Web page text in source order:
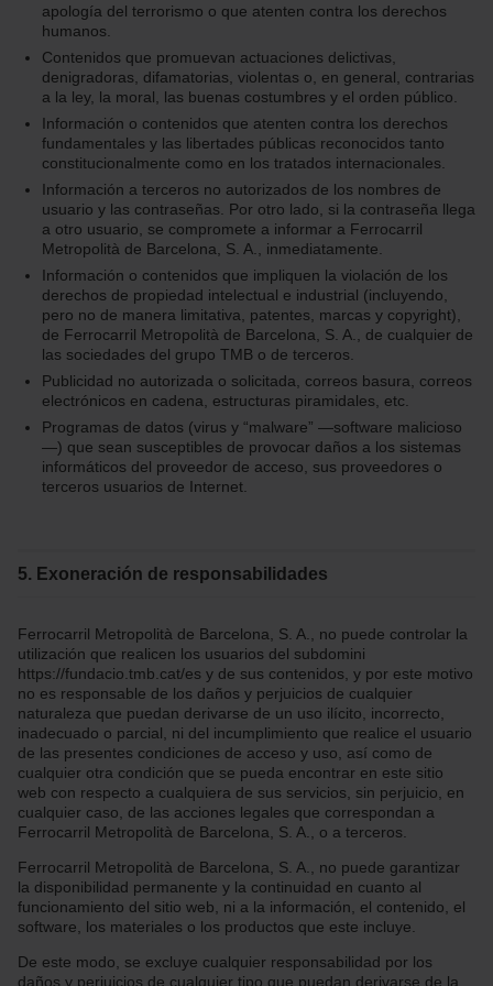
apología del terrorismo o que atenten contra los derechos
humanos.
Contenidos que promuevan actuaciones delictivas,
denigradoras, difamatorias, violentas o, en general, contrarias
a la ley, la moral, las buenas costumbres y el orden público.
Información o contenidos que atenten contra los derechos
fundamentales y las libertades públicas reconocidos tanto
constitucionalmente como en los tratados internacionales.
Información a terceros no autorizados de los nombres de
usuario y las contraseñas. Por otro lado, si la contraseña llega
a otro usuario, se compromete a informar a Ferrocarril
Metropolità de Barcelona, S. A., inmediatamente.
Información o contenidos que impliquen la violación de los
derechos de propiedad intelectual e industrial (incluyendo,
pero no de manera limitativa, patentes, marcas y copyright),
de Ferrocarril Metropolità de Barcelona, S. A., de cualquier de
las sociedades del grupo TMB o de terceros.
Publicidad no autorizada o solicitada, correos basura, correos
electrónicos en cadena, estructuras piramidales, etc.
Programas de datos (virus y “malware” —software malicioso
—) que sean susceptibles de provocar daños a los sistemas
informáticos del proveedor de acceso, sus proveedores o
terceros usuarios de Internet.
5. Exoneración de responsabilidades
Ferrocarril Metropolità de Barcelona, S. A., no puede controlar la
utilización que realicen los usuarios del subdomini
https://fundacio.tmb.cat/es y de sus contenidos, y por este motivo
no es responsable de los daños y perjuicios de cualquier
naturaleza que puedan derivarse de un uso ilícito, incorrecto,
inadecuado o parcial, ni del incumplimiento que realice el usuario
de las presentes condiciones de acceso y uso, así como de
cualquier otra condición que se pueda encontrar en este sitio
web con respecto a cualquiera de sus servicios, sin perjuicio, en
cualquier caso, de las acciones legales que correspondan a
Ferrocarril Metropolità de Barcelona, S. A., o a terceros.
Ferrocarril Metropolità de Barcelona, S. A., no puede garantizar
la disponibilidad permanente y la continuidad en cuanto al
funcionamiento del sitio web, ni a la información, el contenido, el
software, los materiales o los productos que este incluye.
De este modo, se excluye cualquier responsabilidad por los
daños y perjuicios de cualquier tipo que puedan derivarse de la